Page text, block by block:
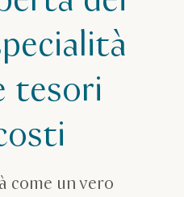
piatti locali
tesori
come un vero